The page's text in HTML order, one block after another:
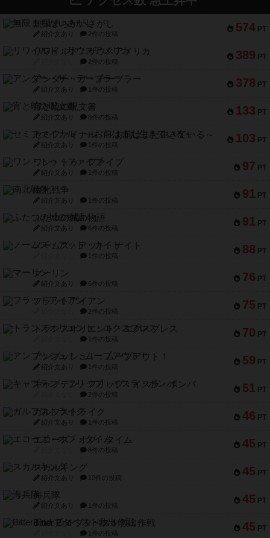
574 PT
無限まちがいさがし
紹介文あり 2件の投稿
389 PT
リワイルド：サウスアメリカ
2件の投稿
378 PT
アンダー・ザ・テーブラー
紹介文あり 1件の投稿
133 PT
宵と暁の呪文書
紹介文あり 8件の投稿
103 PT
セミファイナル ～お前はまだ生きている～
紹介文あり 1件の投稿
97 PT
ワン・トゥ・ファイブ
紹介文あり 1件の投稿
91 PT
南北戦争
紹介文あり 1件の投稿
91 PT
ふたつの城の物語
紹介文あり 6件の投稿
88 PT
ノームズ・アット・ナイト
1件の投稿
76 PT
マーリン
紹介文あり 6件の投稿
75 PT
フラットアイアン
2件の投稿
70 PT
トランスオリエント・エクスプレス
1件の投稿
59 PT
アンブッシュ！：ムーブアウト！
紹介文あり 1件の投稿
51 PT
キャプテン・フリップ：イスラ・ボンバ
2件の投稿
46 PT
ガルフストライク
紹介文あり 1件の投稿
45 PT
エコーズ・オブ・タイム
8件の投稿
45 PT
スカルキング
紹介文あり 12件の投稿
45 PT
海兵隊
紹介文あり 1件の投稿
45 PT
Bitter End ブタペスト救出作戦
1件の投稿